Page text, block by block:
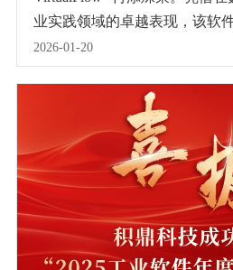
业实践领域的卓越表现，该软
互联网协会评选的上海市 “AI +
目录，并荣获由中国工业报发
石-数智工业优秀产品”荣誉。
2026-01-20